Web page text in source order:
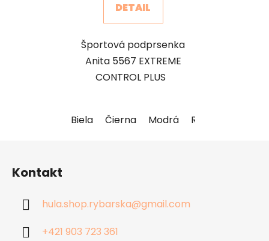
DETAIL
Športová podprsenka
Anita 5567 EXTREME
CONTROL PLUS
Biela Čierna Modrá Ružová
Kontakt
hula.shop.rybarska@gmail.com
+421 903 723 361